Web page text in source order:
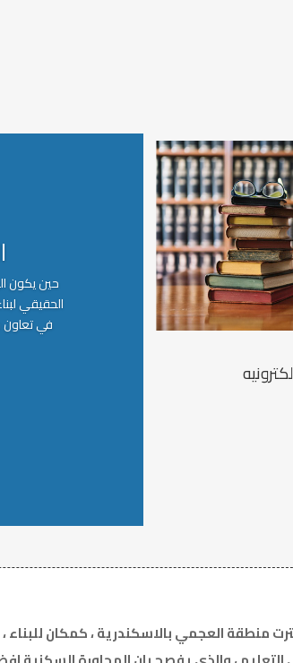
حين يكون
الحقيقي
في تعاون
منطقة العجمي بالاسكندرية ، كمكان